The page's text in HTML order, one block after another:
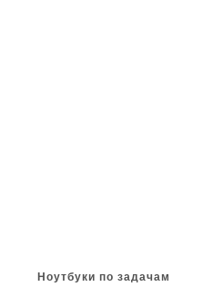
Ноутбуки по задачам